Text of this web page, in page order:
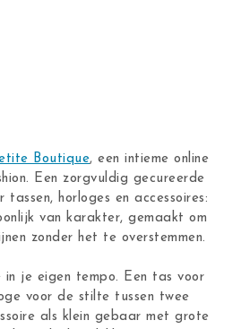
Boutique, een intieme online
Een zorgvuldig gecureerde
tassen, horloges en accessoires:
van karakter, gemaakt om
zonder het te overstemmen.
je eigen tempo. Een tas voor
voor de stilte tussen twee
als klein gebaar met grote